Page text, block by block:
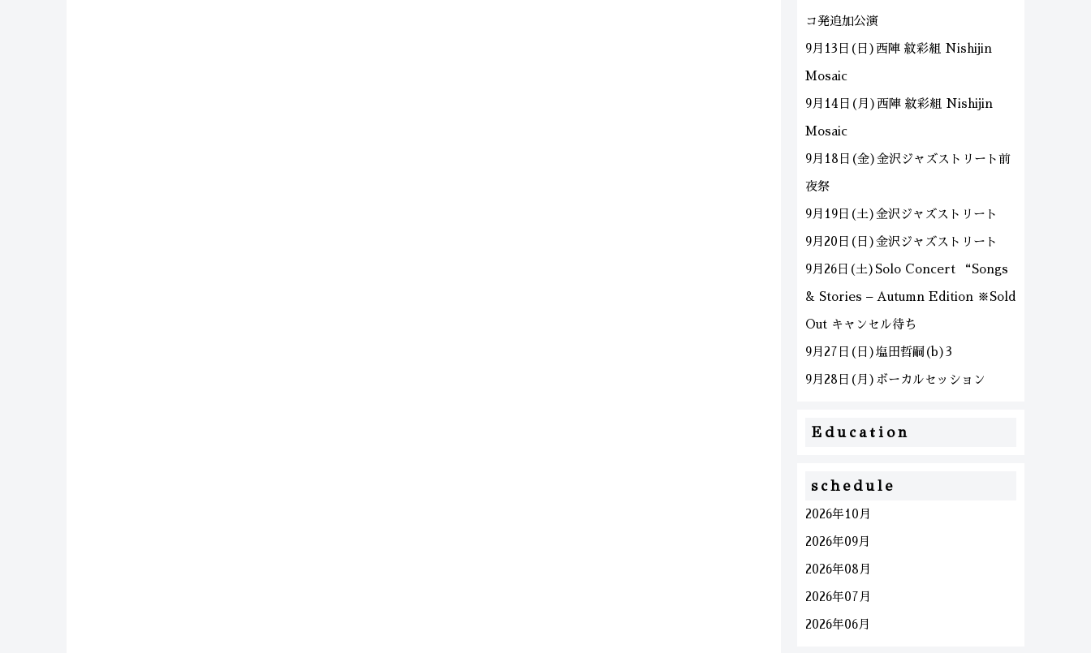
コ発追加公演
9月13日(日)西陣 紋彩組 Nishijin
Mosaic
9月14日(月)西陣 紋彩組 Nishijin
Mosaic
9月18日(金)金沢ジャズストリート前
夜祭
9月19日(土)金沢ジャズストリート
9月20日(日)金沢ジャズストリート
9月26日(土)Solo Concert “Songs
& Stories – Autumn Edition ※Sold
Out キャンセル待ち
9月27日(日)塩田哲嗣(b)3
9月28日(月)ボーカルセッション
Education
schedule
2026年10月
2026年09月
2026年08月
2026年07月
2026年06月